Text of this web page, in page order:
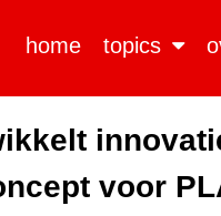
home topics
voor